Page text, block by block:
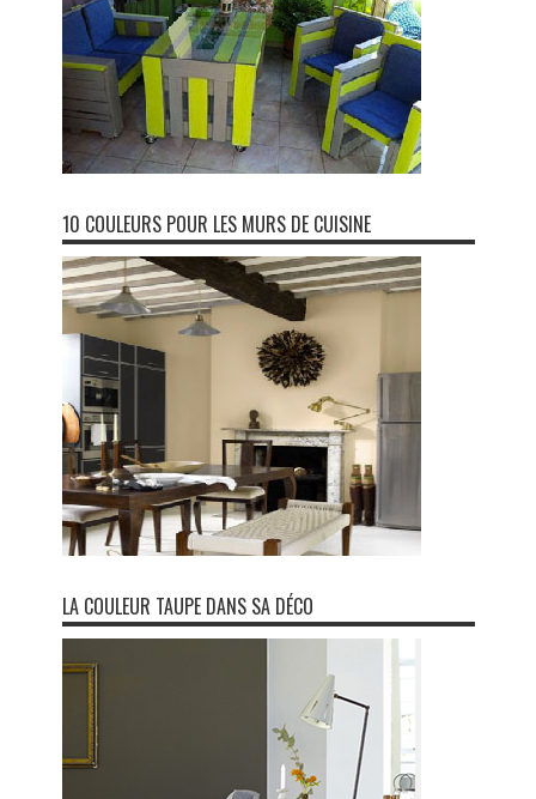
10 COULEURS POUR LES MURS DE CUISINE
LA COULEUR TAUPE DANS SA DÉCO